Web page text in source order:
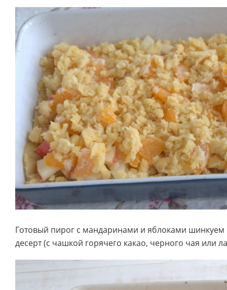
Готовый пирог с мандаринами и яблоками
десерт (с чашкой горячего какао, черного чая или